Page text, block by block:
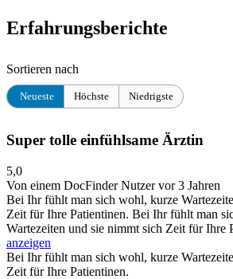
Erfahrungsberichte
Sortieren nach
Neueste Höchste Niedrigste
Super tolle einfühlsame Ärztin
5,0
Von einem DocFinder Nutzervor 3 Jahren
Bei Ihr fühlt man sich wohl, kurze
Zeit für Ihre Patientinen. Bei Ihr fühlt man
Wartezeiten und sie nimmt sich Zeit für Ihre
anzeigen
Bei Ihr fühlt man sich wohl, kurze
Zeit für Ihre Patientinen.